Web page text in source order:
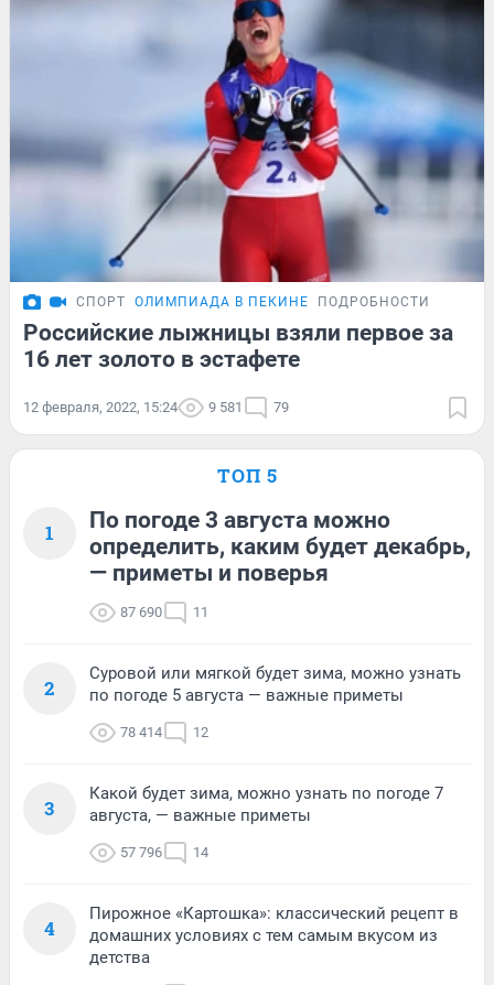
СПОРТ ОЛИМПИАДА В ПЕКИНЕ ПОДРОБНОСТИ
Российские лыжницы взяли первое за
16 лет золото в эстафете
12 февраля, 2022, 15:24 9 581 79
ТОП 5
1
По погоде 3 августа можно
определить, каким будет декабрь,
— приметы и поверья
87 690 11
2
Суровой или мягкой будет зима, можно узнать
по погоде 5 августа — важные приметы
78 414 12
3
Какой будет зима, можно узнать по погоде 7
августа, — важные приметы
57 796 14
4
Пирожное «Картошка»: классический рецепт в
домашних условиях с тем самым вкусом из
детства